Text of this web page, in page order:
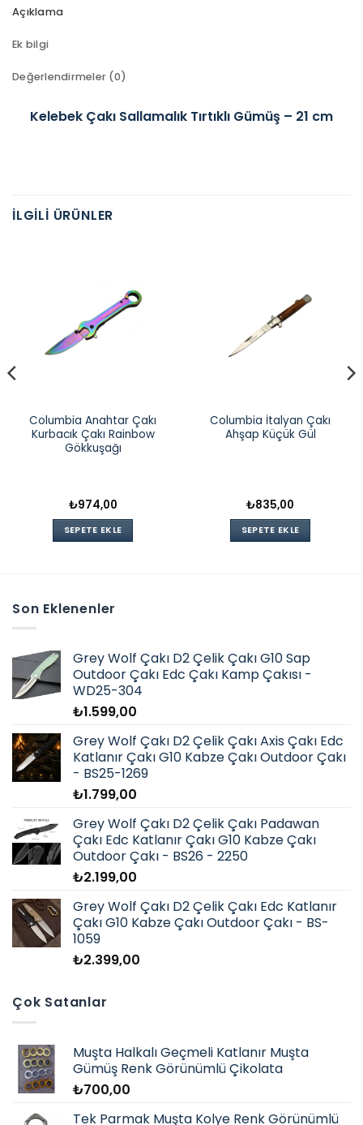
Açıklama
Ek bilgi
Değerlendirmeler (0)
Kelebek Çakı Sallamalık Tırtıklı Gümüş – 21 cm
İLGILI ÜRÜNLER
Columbia Anahtar Çakı
Kurbacık Çakı Rainbow
Gökkuşağı
₺974,00
SEPETE EKLE
Columbia İtalyan Çakı
Ahşap Küçük Gül
₺835,00
SEPETE EKLE
Son Eklenenler
Grey Wolf Çakı D2 Çelik Çakı G10 Sap
Outdoor Çakı Edc Çakı Kamp Çakısı -
WD25-304
₺1.599,00
Grey Wolf Çakı D2 Çelik Çakı Axis Çakı Edc
Katlanır Çakı G10 Kabze Çakı Outdoor Çakı
- BS25-1269
₺1.799,00
Grey Wolf Çakı D2 Çelik Çakı Padawan
Çakı Edc Katlanır Çakı G10 Kabze Çakı
Outdoor Çakı - BS26 - 2250
₺2.199,00
Grey Wolf Çakı D2 Çelik Çakı Edc Katlanır
Çakı G10 Kabze Çakı Outdoor Çakı - BS-
1059
₺2.399,00
Çok Satanlar
Muşta Halkalı Geçmeli Katlanır Muşta
Gümüş Renk Görünümlü Çikolata
₺700,00
Tek Parmak Muşta Kolye Renk Görünümlü